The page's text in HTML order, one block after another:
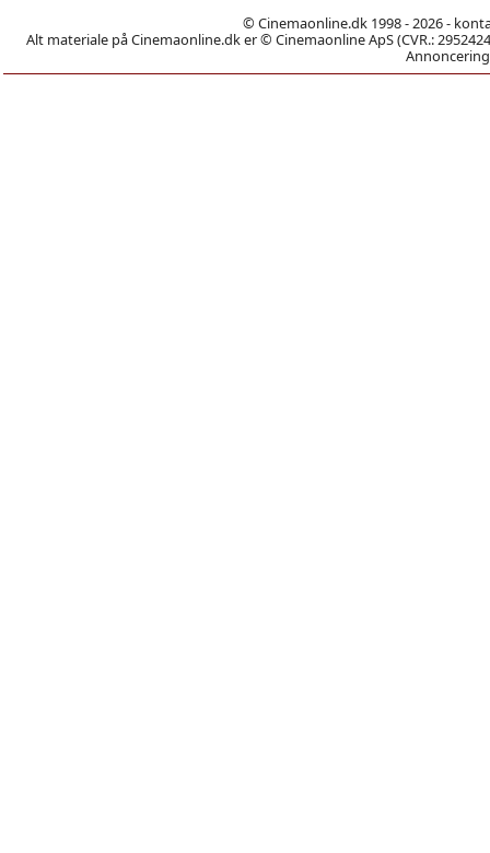
© Cinemaonline.dk 1998 - 2026 -
Alt materiale på Cinemaonline.dk er © Cinemaonline ApS (CVR.: